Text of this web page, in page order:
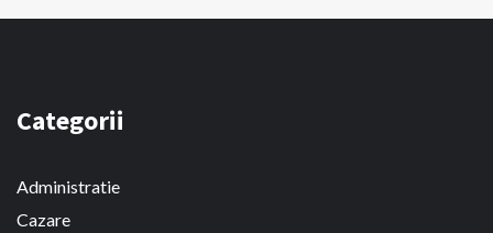
Categorii
Administratie
Cazare